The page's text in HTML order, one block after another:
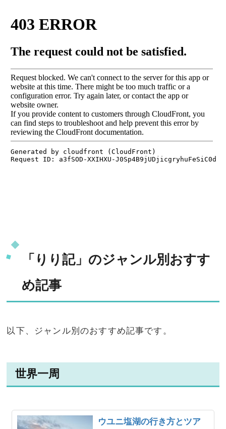
「りり記」のジャンル別おすす
め記事
以下、ジャンル別のおすすめ記事です。
世界一周
ウユニ塩湖の行き方とツア